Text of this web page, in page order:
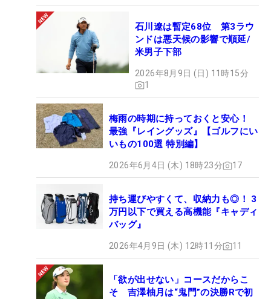
石川遼は暫定68位 第3ラウ
ンドは悪天候の影響で順延/
米男子下部
2026年8月9日 (日) 11時15分
1
梅雨の時期に持っておくと安心！
最強『レイングッズ』【ゴルフにい
いもの100選 特別編】
2026年6月4日 (木) 18時23分 17
持ち運びやすくて、収納力も◎！ 3
万円以下で買える高機能『キャディ
バッグ』
2026年4月9日 (木) 12時11分 11
「欲が出せない」コースだからこ
そ 吉澤柚月は“鬼門”の決勝Rで初